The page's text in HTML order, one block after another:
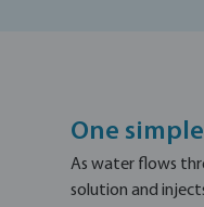
One
As water flows
solution and